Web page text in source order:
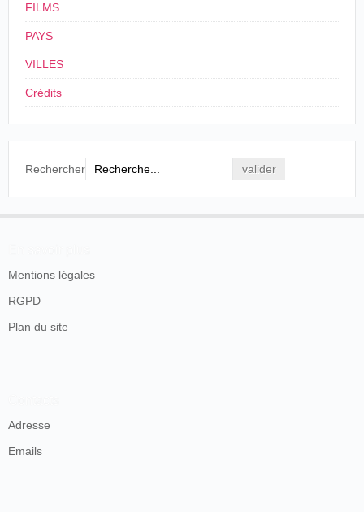
FILMS
PAYS
VILLES
Crédits
Rechercher
Mentions légales
RGPD
Plan du site
Adresse
Emails